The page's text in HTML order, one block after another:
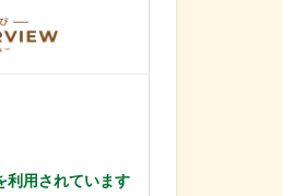
利用されています